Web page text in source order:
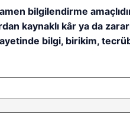
bilgilendirme
kaynaklı kâr ya da
bilgi, birikim,